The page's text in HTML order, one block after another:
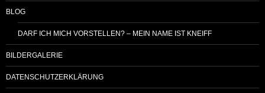
BLOG
DARF ICH MICH VORSTELLEN? – MEIN NAME IST KNEIFF
BILDERGALERIE
DATENSCHUTZERKLÄRUNG